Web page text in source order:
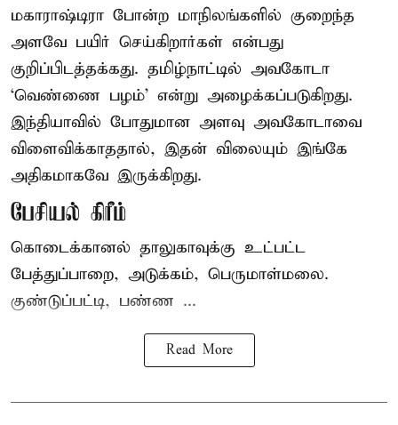
மகாராஷ்டிரா போன்ற மாநிலங்களில் குறைந்த
அளவே பயிர் செய்கிறார்கள் என்பது
குறிப்பிடத்தக்கது. தமிழ்நாட்டில் அவகோடா
‘வெண்ணை பழம்’ என்று அழைக்கப்படுகிறது.
இந்தியாவில் போதுமான அளவு அவகோடாவை
விளைவிக்காததால், இதன் விலையும் இங்கே
அதிகமாகவே இருக்கிறது.
பேசியல் கிரீம்
கொடைக்கானல் தாலுகாவுக்கு உட்பட்ட
பேத்துப்பாறை, அடுக்கம், பெருமாள்மலை.
குண்டுப்பட்டி, பண்ண ...
Read More